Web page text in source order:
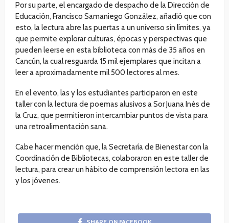
Por su parte, el encargado de despacho de la Dirección de
Educación, Francisco Samaniego González, añadió que con
esto, la lectura abre las puertas a un universo sin límites, ya
que permite explorar culturas, épocas y perspectivas que
pueden leerse en esta biblioteca con más de 35 años en
Cancún, la cual resguarda 15 mil ejemplares que incitan a
leer a aproximadamente mil 500 lectores al mes.
En el evento, las y los estudiantes participaron en este
taller con la lectura de poemas alusivos a Sor Juana Inés de
la Cruz, que permitieron intercambiar puntos de vista para
una retroalimentación sana.
Cabe hacer mención que, la Secretaría de Bienestar con la
Coordinación de Bibliotecas, colaboraron en este taller de
lectura, para crear un hábito de comprensión lectora en las
y los jóvenes.